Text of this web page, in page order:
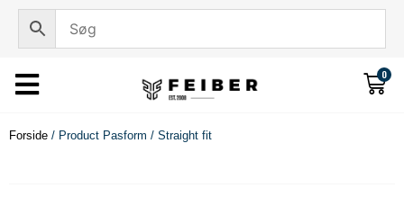
0
Forside / Product Pasform / Straight fit